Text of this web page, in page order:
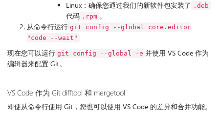
Linux：确保您通过我们的新软件包安装了 .deb
代码 .rpm 。
从命令行运行 git config --global core.editor
"code --wait"
现在您可以运行 git config --global -e 并使用 VS Code 作为
编辑器来配置 Git。
VS Code 作为 Git difftool 和 mergetool
即使从命令行使用 Git，您也可以使用 VS Code 的差异和合并功能。